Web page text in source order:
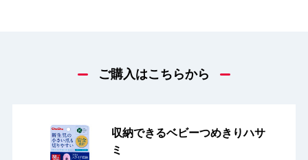
ご購入はこちらから
収納できるベビーつめきりハサ
ミ